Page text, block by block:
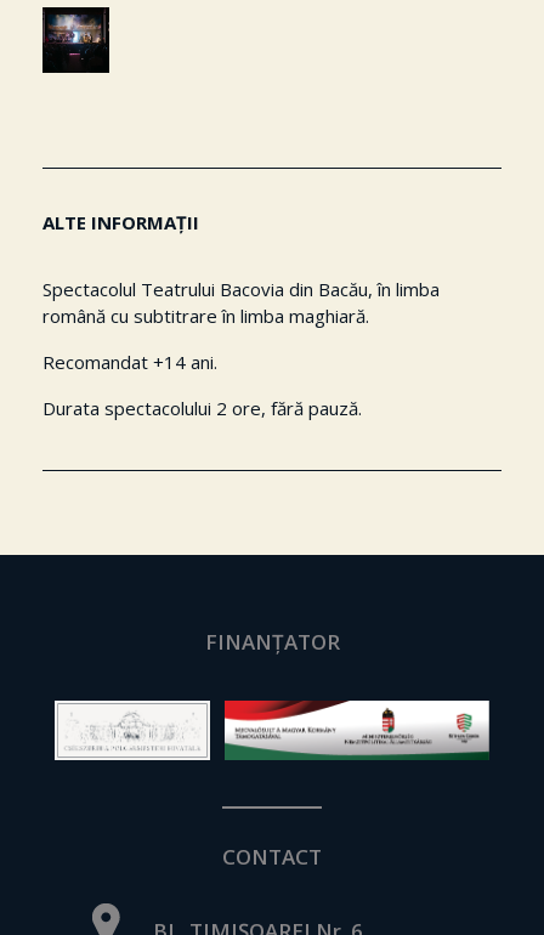
ALTE INFORMAȚII
Spectacolul Teatrului Bacovia din Bacău, în limba
română cu subtitrare în limba maghiară.
Recomandat +14 ani.
Durata spectacolului 2 ore, fără pauză.
FINANȚATOR
CONTACT